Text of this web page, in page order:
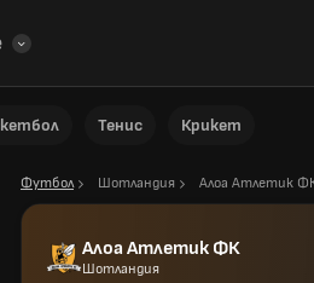
Тенис Крикет
Футбол Шотландия Алоа Атлетик
Алоа Атлетик ФК
Шотландия